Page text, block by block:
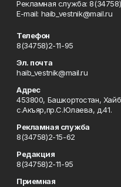
Рекламная служба:
Е-mаil: haib_vestnik@mail.ru
Телефон
8(34758)2-11-95
Эл. почта
haib_vestnik@mail.ru
Адрес
453800, Башкортостан,
с.Акъяр,пр.С.Юлаева, д.41.
Рекламная служба
8(34758)2-15-62
Редакция
8(34758)2-11-95
Приемная